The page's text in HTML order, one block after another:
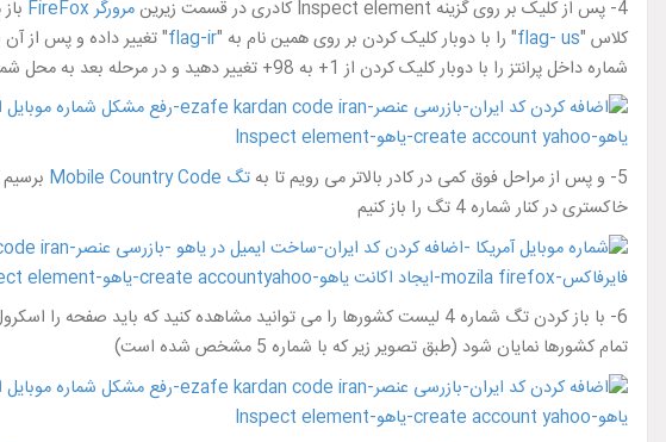
4- پس از کلیک بر روی گزینه Inspect element کادری در قسمت زیرین مرورگر FireFox
کلاس "flag- us" را با دوبار کلیک کردن بر روی همین نام به "flag-ir
شماره داخل پرانتز را با دوبار کلیک کردن از 1+ به 98+ تغییر دهید و در مرحله بعد به محل شماره 3 رفته و باز هم با دوبار کلیک کردن بر روی شماره 1+ آن را به 98+ تغییر می دهیم.
5- و پس از مراحل فوق کمی در کادر بالاتر می رویم تا به تگ Mobile Country Code
خاکستری در کنار شماره 4 تگ را باز کنیم
تمام کشورها نمایان شود (طبق تصویر زیر که با شماره 5 مشخص شده است)